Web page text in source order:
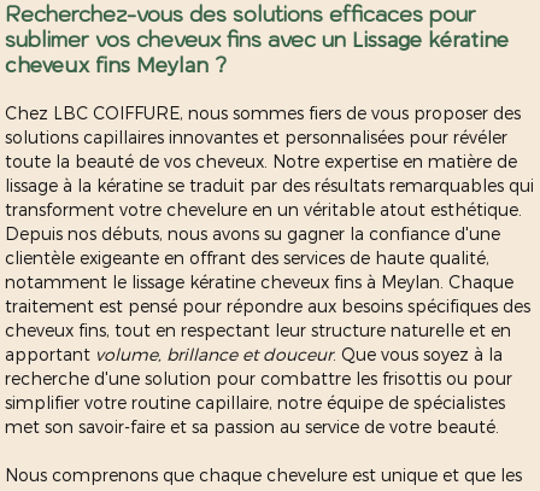
Recherchez-vous des solutions efficaces pour
sublimer vos cheveux fins avec un Lissage kératine
cheveux fins Meylan ?
Chez LBC COIFFURE, nous sommes fiers de vous proposer des
solutions capillaires innovantes et personnalisées pour révéler
toute la beauté de vos cheveux. Notre expertise en matière de
lissage à la kératine se traduit par des résultats remarquables qui
transforment votre chevelure en un véritable atout esthétique.
Depuis nos débuts, nous avons su gagner la confiance d'une
clientèle exigeante en offrant des services de haute qualité,
notamment le lissage kératine cheveux fins à Meylan. Chaque
traitement est pensé pour répondre aux besoins spécifiques des
cheveux fins, tout en respectant leur structure naturelle et en
apportant volume, brillance et douceur. Que vous soyez à la
recherche d'une solution pour combattre les frisottis ou pour
simplifier votre routine capillaire, notre équipe de spécialistes
met son savoir-faire et sa passion au service de votre beauté.
Nous comprenons que chaque chevelure est unique et que les